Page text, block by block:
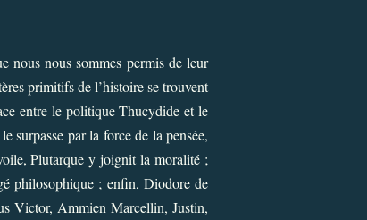
nous nous sommes permis de leur
primitifs de l’histoire se trouvent
entre le politique Thucydide et le
surpasse par la force de la pensée,
Plutarque y joignit la moralité ;
philosophique ; enfin, Diodore de
Victor, Ammien Marcellin, Justin,